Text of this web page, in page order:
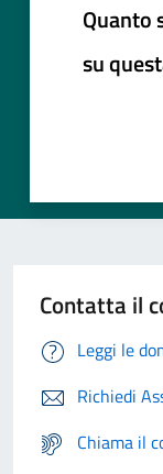
Quanto
su
Contatta il
Leggi le
Richiedi
Chiama il